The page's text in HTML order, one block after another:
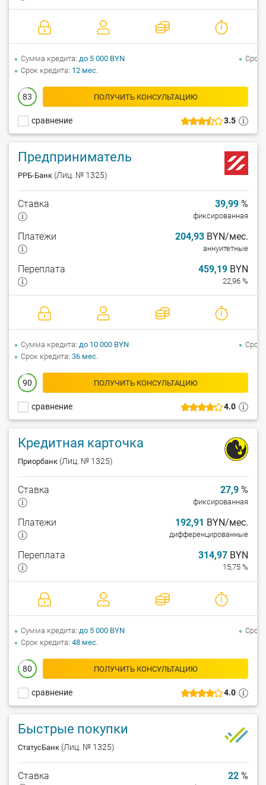
3.5
сравнение
83 ПОЛУЧИТЬ КОНСУЛЬТАЦИЮ
Сумма кредита до 5 000 BYN
Срок кредита 12 мес.
Срок
Предприниматель
РРБ-Банк (Лиц. № 1325)
4.0
сравнение
Ставка 39,99 %
фиксированная
Платежи 204,93 BYN/мес.
аннуитетные
Переплата 459,19 BYN
22,96 %
90 ПОЛУЧИТЬ КОНСУЛЬТАЦИЮ
Сумма кредита до 10 000 BYN
Срок кредита 36 мес.
Срок
Кредитная карточка
Приорбанк (Лиц. № 1325)
4.0
сравнение
Ставка 27,9 %
фиксированная
Платежи 192,91 BYN/мес.
дифференцированные
Переплата 314,97 BYN
15,75 %
80 ПОЛУЧИТЬ КОНСУЛЬТАЦИЮ
Сумма кредита до 5 000 BYN
Срок кредита 48 мес.
Срок
Быстрые покупки
СтатусБанк (Лиц. № 1325)
Ставка 22 %